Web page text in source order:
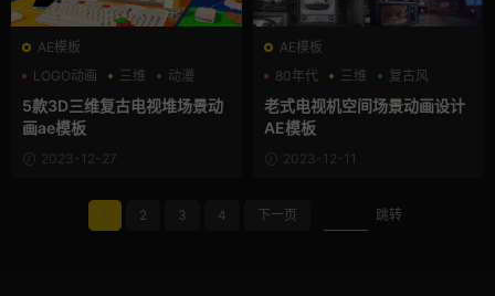
AE模板
LOGO动画
三维 动漫
5款3D三维复古电视堆场景动
画ae模板
2023-12-27
AE模板
80年代
三维 复古风
老式电视机空间场景动画设计
AE模板
2023-12-11
1 2 3 4 下一页 跳转